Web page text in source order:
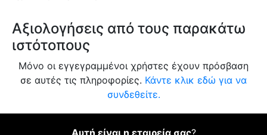
Αξιολογήσεις από τους παρακάτω
ιστότοπους
Μόνο οι εγγεγραμμένοι χρήστες έχουν πρόσβαση
σε αυτές τις πληροφορίες. Κάντε κλικ εδώ για να
συνδεθείτε.